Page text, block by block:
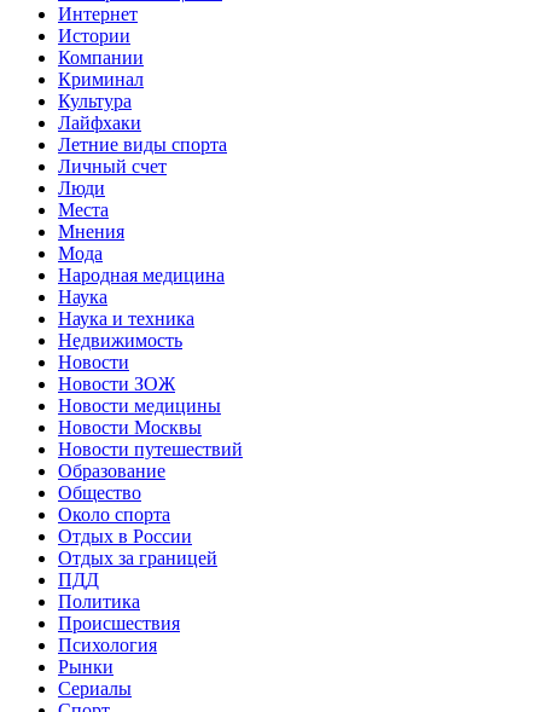
Интернет
Истории
Компании
Криминал
Культура
Лайфхаки
Летние виды спорта
Личный счет
Люди
Места
Мнения
Мода
Народная медицина
Наука
Наука и техника
Недвижимость
Новости
Новости ЗОЖ
Новости медицины
Новости Москвы
Новости путешествий
Образование
Общество
Около спорта
Отдых в России
Отдых за границей
ПДД
Политика
Происшествия
Психология
Рынки
Сериалы